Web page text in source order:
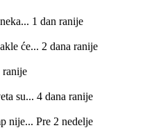
1 dan ranije
će... 2 dana ranije
ranije
su... 4 dana ranije
nije... Pre 2 nedelje